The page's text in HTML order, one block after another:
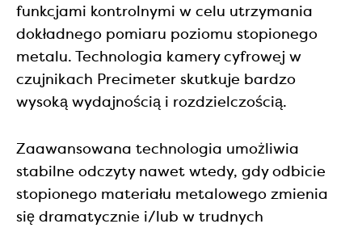
funkcjami kontrolnymi w celu utrzymania
dokładnego pomiaru poziomu stopionego
metalu. Technologia kamery cyfrowej w
czujnikach Precimeter skutkuje bardzo
wysoką wydajnością i rozdzielczością.
Zaawansowana technologia umożliwia
stabilne odczyty nawet wtedy, gdy odbicie
stopionego materiału metalowego zmienia
się dramatycznie i/lub w trudnych